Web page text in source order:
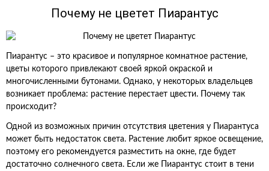
Почему не цветет Пиарантус
Пиарантус – это красивое и популярное комнатное растение,
цветы которого привлекают своей яркой окраской и
многочисленными бутонами. Однако, у некоторых владельцев
возникает проблема: растение перестает цвести. Почему так
происходит?
Одной из возможных причин отсутствия цветения у Пиарантуса
может быть недостаток света. Растение любит яркое освещение,
поэтому его рекомендуется разместить на окне, где будет
достаточно солнечного света. Если же Пиарантус стоит в тени